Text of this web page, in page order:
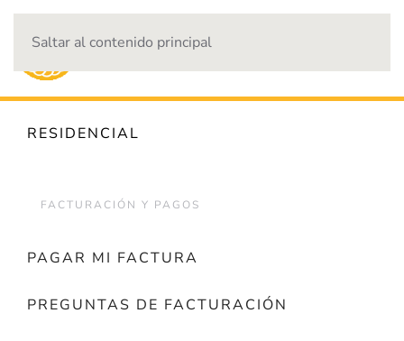
Saltar al contenido principal
RESIDENCIAL
FACTURACIÓN Y PAGOS
PAGAR MI FACTURA
PREGUNTAS DE FACTURACIÓN